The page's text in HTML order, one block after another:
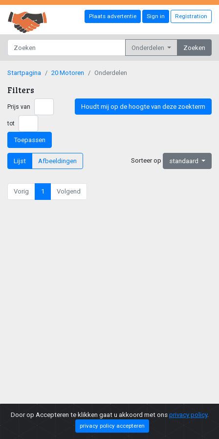
Plaats advertentie Sign in Registration
Onderdelen Zoeken
Startpagina 20 Motoren Onderdelen
Filters
Houdt mij op de hoogte van deze zoekterm
Prijs van
tot
Toepassen
Lijst Afbeeldingen Sorteer op standaard
Vorig 1 Volgend
Copyright © 2026 |Privacy Policy
Door op Accepteren te klikken gaat u akkoord met ons privacy policy.
privacy policy accepteren